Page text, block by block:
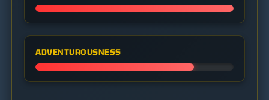
ADVENTUROUSNESS